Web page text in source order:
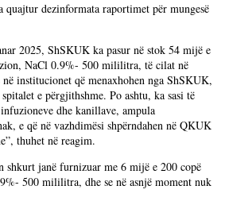
dezinformata raportimet për mungesë
2025, ShSKUK ka pasur në stok 54 mijë e
NaCl 0.9%- 500 mililitra, të cilat në
institucionet që menaxhohen nga ShSKUK,
e përgjithshme. Po ashtu, ka sasi të
dhe kanillave, ampula
e që në vazhdimësi shpërndahen në QKUK
thuhet në reagim.
shkurt janë furnizuar me 6 mijë e 200 copë
500 mililitra, dhe se në asnjë moment nuk